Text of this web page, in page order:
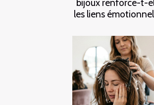
bijoux renforce-t-
les liens